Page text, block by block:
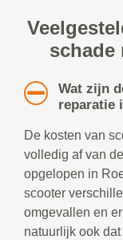
schade
Wat zijn
reparatie
De kosten van
volledig af van
opgelopen in
scooter
omgevallen en
natuurlijk ook